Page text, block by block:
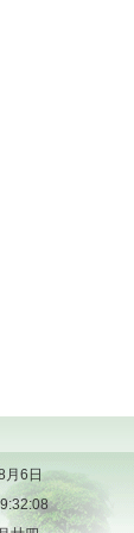
月6日